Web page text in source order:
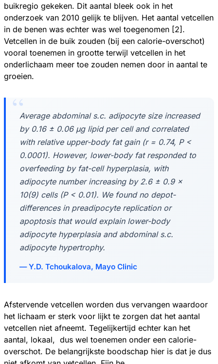
buikregio gekeken. Dit aantal bleek ook in het
onderzoek van 2010 gelijk te blijven. Het aantal vetcellen
in de benen was echter was wel toegenomen [2].
Vetcellen in de buik zouden (bij een calorie-overschot)
vooral toenemen in grootte terwijl vetcellen in het
onderlichaam meer toe zouden nemen door in aantal te
groeien.
Average abdominal s.c. adipocyte size increased
by 0.16 ± 0.06 μg lipid per cell and correlated
with relative upper-body fat gain (r = 0.74, P <
0.0001). However, lower-body fat responded to
overfeeding by fat-cell hyperplasia, with
adipocyte number increasing by 2.6 ± 0.9 ×
10(9) cells (P < 0.01). We found no depot-
differences in preadipocyte replication or
apoptosis that would explain lower-body
adipocyte hyperplasia and abdominal s.c.
adipocyte hypertrophy.
Y.D. Tchoukalova, Mayo Clinic
Afstervende vetcellen worden dus vervangen waardoor
het lichaam er sterk voor lijkt te zorgen dat het aantal
vetcellen niet afneemt. Tegelijkertijd echter kan het
aantal, lokaal, dus wel toenemen onder een calorie-
overschot. De belangrijkste boodschap hier is dat je dus